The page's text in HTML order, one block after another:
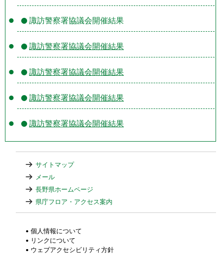
諏訪警察署協議会開催結果
諏訪警察署協議会開催結果
諏訪警察署協議会開催結果
諏訪警察署協議会開催結果
諏訪警察署協議会開催結果
サイトマップ
メール
長野県ホームページ
県庁フロア・アクセス案内
個人情報について
リンクについて
ウェブアクセシビリティ方針